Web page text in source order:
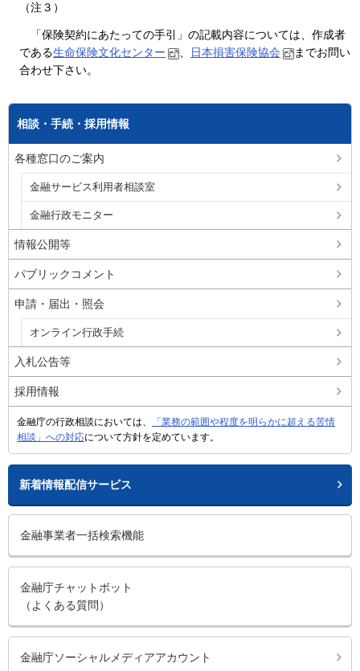
（注３）
「保険契約にあたっての手引」の記載内容については、作成者
である生命保険文化センター 、 日本損害保険協会
までお問い
合わせ下さい。
相談・手続・採用情報
各種窓口のご案内
金融サービス利用者相談室
金融行政モニター
情報公開等
パブリックコメント
申請・届出・照会
オンライン行政手続
入札公告等
採用情報
金融庁の行政相談においては、
「業務の範囲や程度を明らかに超える苦情
相談」への対応について方針を定めています。
新着情報配信サービス
金融事業者一括検索機能
金融庁チャットボット
（よくある質問）
金融庁ソーシャルメディアアカウント